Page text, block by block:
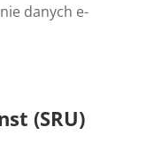
danych e-
(SRU)